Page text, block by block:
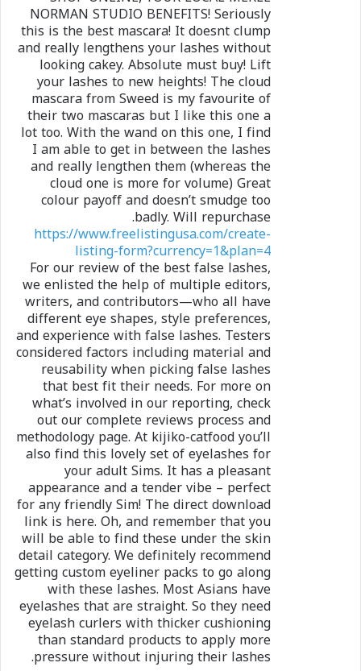
NORMAN STUDIO BENEFITS! Seriously
this is the best mascara! It doesnt clump
and really lengthens your lashes without
looking cakey. Absolute must buy! Lift
your lashes to new heights! The cloud
mascara from Sweed is my favourite of
their two mascaras but I like this one a
lot too. With the wand on this one, I find
I am able to get in between the lashes
and really lengthen them (whereas the
cloud one is more for volume) Great
colour payoff and doesn’t smudge too
badly. Will repurchase.
https://www.freelistingusa.com/create-
listing-form?currency=1&plan=4
For our review of the best false lashes,
we enlisted the help of multiple editors,
writers, and contributors—who all have
different eye shapes, style preferences,
and experience with false lashes. Testers
considered factors including material and
reusability when picking false lashes
that best fit their needs. For more on
what’s involved in our reporting, check
out our complete reviews process and
methodology page. At kijiko-catfood you’ll
also find this lovely set of eyelashes for
your adult Sims. It has a pleasant
appearance and a tender vibe – perfect
for any friendly Sim! The direct download
link is here. Oh, and remember that you
will be able to find these under the skin
detail category. We definitely recommend
getting custom eyeliner packs to go along
with these lashes. Most Asians have
eyelashes that are straight. So they need
eyelash curlers with thicker cushioning
than standard products to apply more
pressure without injuring their lashes.